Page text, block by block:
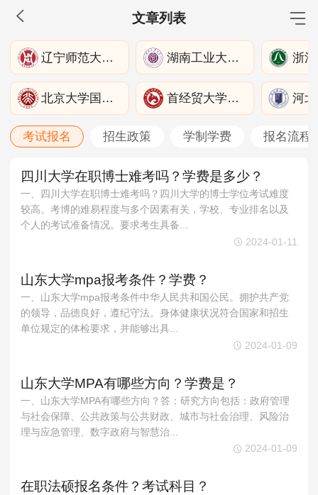
文章列表
MBA工商管理
院校库 考试报名 招生政策 学制学费
报名流程
考试真题
报考经验 招生简章
MEM工程管理
院校库 考试报名 招生政策 学制学费
报名流程
考试真题
报考经验 招生简章
MPA公共管理
考试真题
报考经验 招生简章
MPAcc会计专硕
报名流程
MTA旅游管理
院校库 考试报名 招生政策
辽宁师范大学管理学院 湖南工业大学商学院
北京大学国际关系学院 首经贸大学城市经济与公共管理学院
考试报名 招生政策 学制学费 报名流程
四川大学在职博士难考吗？学费是多少？
一、四川大学在职博士难考吗？四川大学的博士学位考试难度
较高。考博的难易程度与多个因素有关，学校、专业排名以及
个人的考试准备情况。要求考生具备...
2024-01-11
山东大学mpa报考条件？学费？
一、山东大学mpa报考条件中华人民共和国公民。拥护共产党
的领导，品德良好，遵纪守法。身体健康状况符合国家和招生
单位规定的体检要求，并能够出具...
2024-01-09
山东大学MPA有哪些方向？学费是？
一、山东大学MPA有哪些方向？答：研究方向包括：政府管理
与社会保障、公共政策与公共财政、城市与社会治理、风险治
理与应急管理、数字政府与智慧治...
2024-01-09
在职法硕报名条件？考试科目？